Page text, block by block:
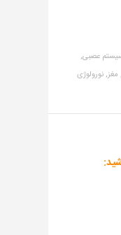
عصبی,
مغز,نورولوژی